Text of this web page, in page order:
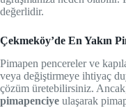
değerlidir.
Çekmeköy’de En Yakın
Pimapen pencereler ve
veya değiştirmeye ihtiyaç
çözüm üretebilirsiniz.
pimapenciye ulaşarak